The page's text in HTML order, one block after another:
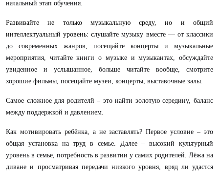
начальный этап обучения.
Развивайте не только музыкальную среду, но и общий
интеллектуальный уровень: слушайте музыку вместе — от классики
до современных жанров, посещайте концерты и музыкальные
мероприятия, читайте книги о музыке и музыкантах, обсуждайте
увиденное и услышанное, больше читайте вообще, смотрите
хорошие фильмы, посещайте музеи, концерты, выставочные залы.
Самое сложное для родителй – это найти золотую середину, баланс
между поддержкой и давлением.
Как мотивировать ребёнка, а не заставлять? Первое условие – это
общая установка на труд в семье. Далее – высокий культурный
уровень в семье, потребность в развитии у самих родителей. Лёжа на
диване и просматривая передачи низкого уровня, вряд ли удастся